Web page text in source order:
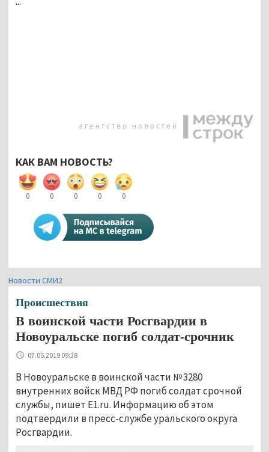
КАК ВАМ НОВОСТЬ?
0 0 0 0 0
Новости СМИ2
Происшествия
В воинской части Росгвардии в
Новоуральске погиб солдат-срочник
07.05.2019 09:38
В Новоуральске в воинской части № 3280
внутренних войск МВД РФ погиб солдат срочной
службы, пишет E1.ru. Информацию об этом
подтвердили в пресс-службе уральского округа
Росгвардии.